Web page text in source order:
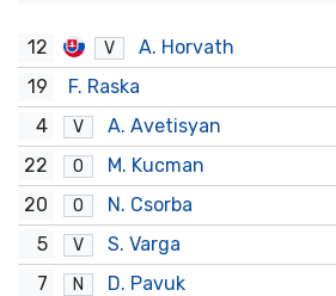
12 V
A. Horvath
19
F. Raska
4
V A. Avetisyan
22 O M. Kucman
20 O N. Csorba
5 V S. Varga
7 N D. Pavuk